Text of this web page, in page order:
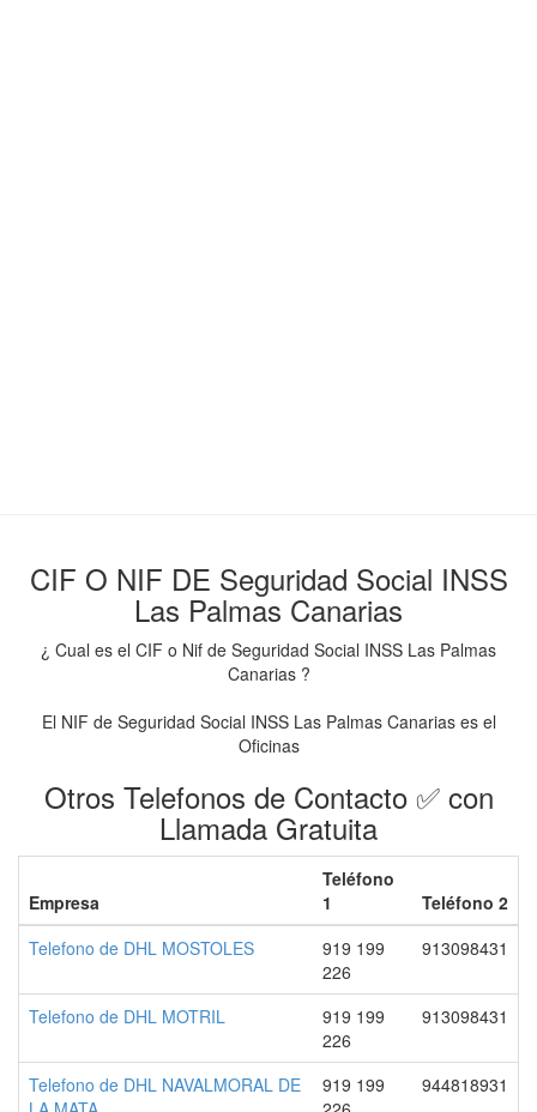
CIF O NIF DE Seguridad Social INSS
Las Palmas Canarias
¿ Cual es el CIF o Nif de Seguridad Social INSS Las Palmas
Canarias ?
El NIF de Seguridad Social INSS Las Palmas Canarias es el
Oficinas
Otros Telefonos de Contacto ✅ con
Llamada Gratuita
Empresa
Teléfono
1
Teléfono 2
Telefono de DHL MOSTOLES
919 199
226
913098431
Telefono de DHL MOTRIL
919 199
226
913098431
Telefono de DHL NAVALMORAL DE
919 199
944818931